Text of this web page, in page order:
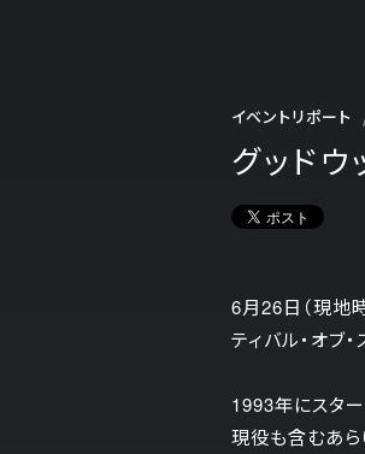
イベントリポート
グッド
6月26日（現地
ティバル・オブ
1993年にスタ
現役も含むあら